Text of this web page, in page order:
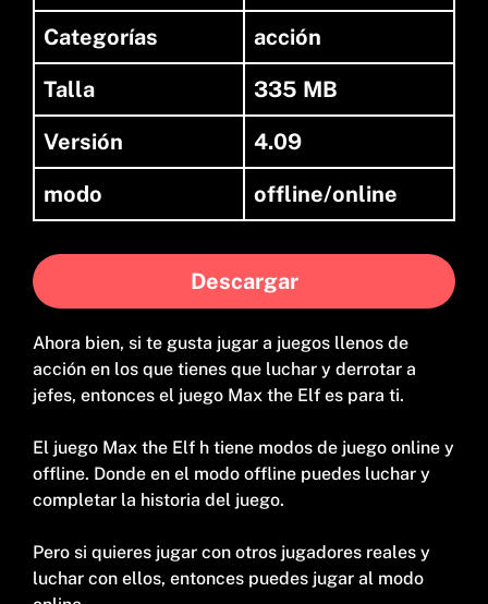
Categorías
acción
Talla
335 MB
Versión
4.09
modo
offline/online
Descargar
Ahora bien, si te gusta jugar a juegos llenos de
acción en los que tienes que luchar y derrotar a
jefes, entonces el juego Max the Elf es para ti.
El juego Max the Elf h tiene modos de juego online y
offline. Donde en el modo offline puedes luchar y
completar la historia del juego.
Pero si quieres jugar con otros jugadores reales y
luchar con ellos, entonces puedes jugar al modo